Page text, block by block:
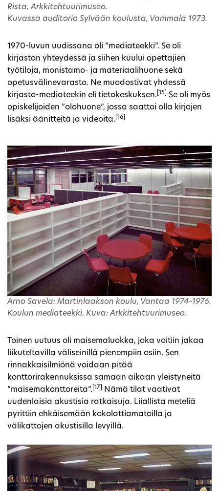
Rista, Arkkitehtuurimuseo.
Kuvassa auditorio Sylvään koulusta, Vammala 1973.
1970-luvun uudissana oli ”mediateekki”. Se oli
kirjaston yhteydessä ja siihen kuului opettajien
työtiloja, monistamo- ja materiaalihuone sekä
opetusvälinevarasto. Ne muodostivat yhdessä
kirjasto-mediateekin eli tietokeskuksen. [15]
Se oli myös
opiskelijoiden ”olohuone”, jossa saattoi olla kirjojen
lisäksi äänitteitä ja videoita. [16]
Arno Savela: Martinlaakson koulu, Vantaa 1974–1976.
Koulun mediateekki. Kuva: Arkkitehtuurimuseo.
Toinen uutuus oli maisemaluokka, joka voitiin jakaa
liikuteltavilla väliseinillä pienempiin osiin. Sen
rinnakkaisilmiönä voidaan pitää
konttorirakennuksissa samaan aikaan yleistyneitä
”maisemakonttoreita”. [17]
Nämä tilat vaativat
uudenlaisia akustisia ratkaisuja. Liiallista meteliä
pyrittiin ehkäisemään kokolattiamatoilla ja
välikattojen akustisilla levyillä.